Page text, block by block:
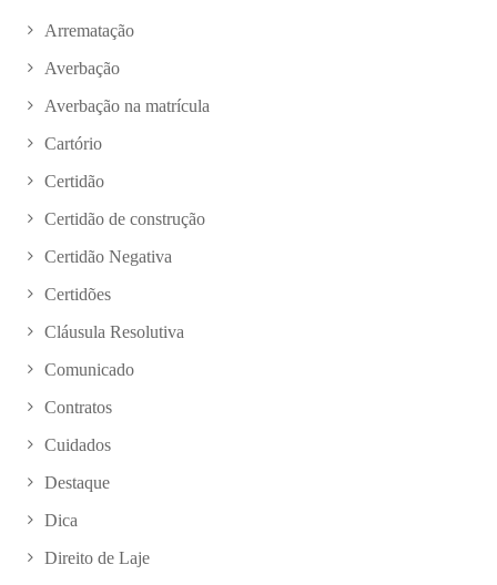
Arrematação
Averbação
Averbação na matrícula
Cartório
Certidão
Certidão de construção
Certidão Negativa
Certidões
Cláusula Resolutiva
Comunicado
Contratos
Cuidados
Destaque
Dica
Direito de Laje